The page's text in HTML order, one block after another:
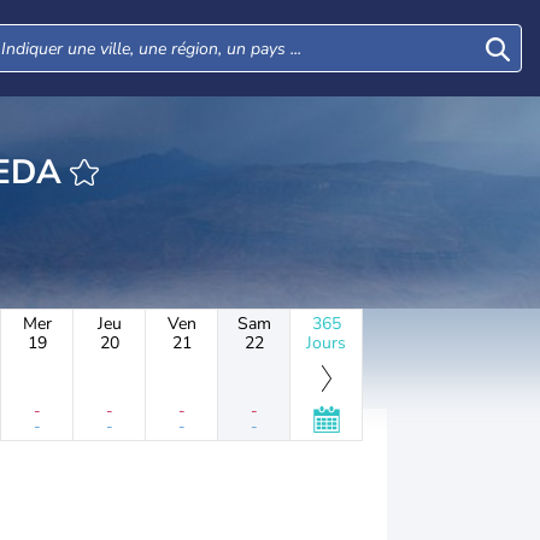
Mer
19
-
-
Jeu
20
-
-
Ven
21
-
-
Sam
22
-
-
365
Jours